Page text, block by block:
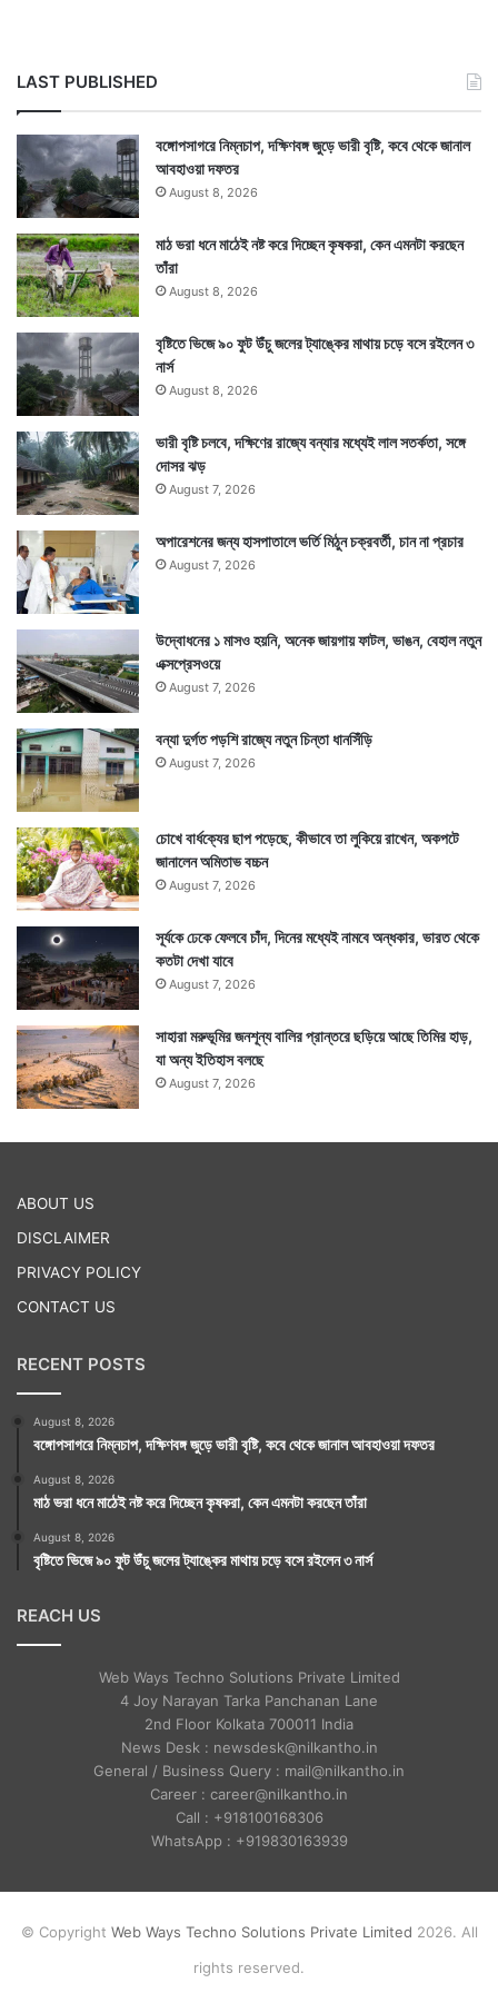
১৯২১ সালে চুঁচুড়ায় জন্ম হয় অশোক ঘোষের। যুবাবস্থায় স্বাধীনতা
আন্দোলনের সঙ্গে জড়িয়ে পড়েন। স্বদেশী হওয়ার কারণে তিন বছর
জেলও খাটতে হয় তাঁকে। স্বাধীনতার পর থেকেই বামপন্থী
আন্দোলনে এক অন্যতম মুখ হয়ে ওঠেন অশোক ঘোষ। জীবনের
শেষ দিন পর্যন্ত একজন দক্ষ রাজনীতিবিদ হিসাবে দল নির্বিশেষে তাঁর
গ্রহণযোগ্যতা সর্বজনবিদিত।
LAST PUBLISHED
বঙ্গোপসাগরে নিম্নচাপ, দক্ষিণবঙ্গ জুড়ে ভারী বৃষ্টি, কবে থেকে জানাল
আবহাওয়া দফতর
August 8, 2026
মাঠ ভরা ধনে মাঠেই নষ্ট করে দিচ্ছেন কৃষকরা, কেন এমনটা করছেন
তাঁরা
August 8, 2026
বৃষ্টিতে ভিজে ৯০ ফুট উঁচু জলের ট্যাঙ্কের মাথায় চড়ে বসে রইলেন ৩
নার্স
August 8, 2026
ভারী বৃষ্টি চলবে, দক্ষিণের রাজ্যে বন্যার মধ্যেই লাল সতর্কতা, সঙ্গে
দোসর ঝড়
August 7, 2026
অপারেশনের জন্য হাসপাতালে ভর্তি মিঠুন চক্রবর্তী, চান না প্রচার
August 7, 2026
উদ্বোধনের ১ মাসও হয়নি, অনেক জায়গায় ফাটল, ভাঙন, বেহাল নতুন
এক্সপ্রেসওয়ে
August 7, 2026
বন্যা দুর্গত পড়শি রাজ্যে নতুন চিন্তা ধানসিঁড়ি
August 7, 2026
চোখে বার্ধক্যের ছাপ পড়েছে, কীভাবে তা লুকিয়ে রাখেন, অকপটে
জানালেন অমিতাভ বচ্চন
August 7, 2026
সূর্যকে ঢেকে ফেলবে চাঁদ, দিনের মধ্যেই নামবে অন্ধকার, ভারত থেকে
কতটা দেখা যাবে
August 7, 2026
সাহারা মরুভূমির জনশূন্য বালির প্রান্তরে ছড়িয়ে আছে তিমির হাড়,
যা অন্য ইতিহাস বলছে
August 7, 2026
ABOUT US
DISCLAIMER
PRIVACY POLICY
CONTACT US
RECENT POSTS
August 8, 2026
বঙ্গোপসাগরে নিম্নচাপ, দক্ষিণবঙ্গ জুড়ে ভারী বৃষ্টি, কবে থেকে জানাল আবহাওয়া দফতর
August 8, 2026
মাঠ ভরা ধনে মাঠেই নষ্ট করে দিচ্ছেন কৃষকরা, কেন এমনটা করছেন তাঁরা
August 8, 2026
বৃষ্টিতে ভিজে ৯০ ফুট উঁচু জলের ট্যাঙ্কের মাথায় চড়ে বসে রইলেন ৩ নার্স
REACH US
Web Ways Techno Solutions Private Limited
4 Joy Narayan Tarka Panchanan Lane
2nd Floor Kolkata 700011 India
News Desk : newsdesk@nilkantho.in
General / Business Query : mail@nilkantho.in
Career : career@nilkantho.in
Call : +918100168306
WhatsApp : +919830163939
© Copyright Web Ways Techno Solutions Private Limited 2026. All
rights reserved.